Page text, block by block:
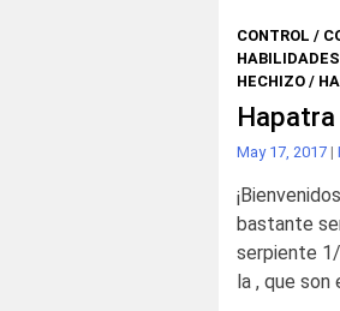
CONTROL /
HECHIZO /
May 17, 2017 |
bastante
serpiente
la , que